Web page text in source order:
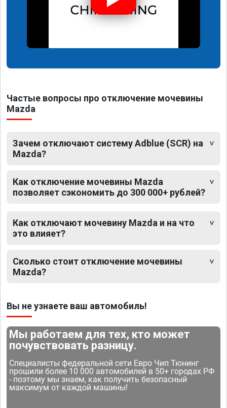
Частые вопросы про отключение мочевины
Mazda
Зачем отключают систему Adblue (SCR) на
Mazda?
Как отключение мочевины Mazda
позволяет сэкономить до 300 000+ рублей?
Как отключают мочевину Mazda и на что
это влияет?
Сколько стоит отключение мочевины
Mazda?
Вы не узнаете ваш автомобиль!
Мы работаем для тех, кто может
почувствовать разницу.
Специалисты федеральной сети Евро Чип Тюнинг
прошили более 10 000 автомобилей в 50+ городах РФ
- поэтому мы знаем, как получить безопасный
максимум от каждой машины!